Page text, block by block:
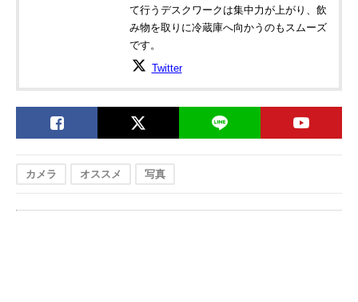
て行うデスクワークは集中力が上がり、飲
み物を取りに冷蔵庫へ向かうのもスムーズ
です。
Twitter
カメラ オススメ 写真